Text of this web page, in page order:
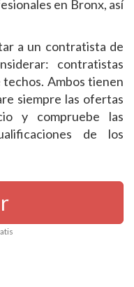
en Bronx, así
a un contratista de
contratistas
Ambos tienen
siempre las ofertas
y compruebe las
de los